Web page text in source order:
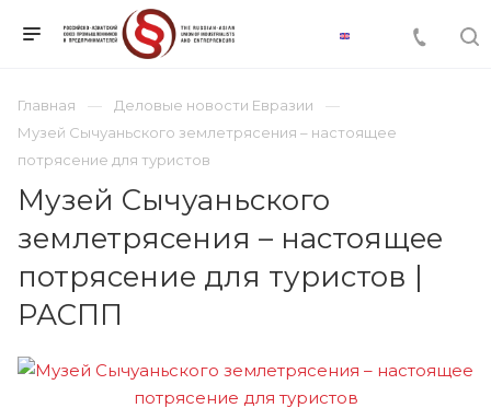
Главная
Деловые новости Евразии
Музей Сычуаньского землетрясения – настоящее
потрясение для туристов
Музей Сычуаньского
землетрясения – настоящее
потрясение для туристов |
РАСПП